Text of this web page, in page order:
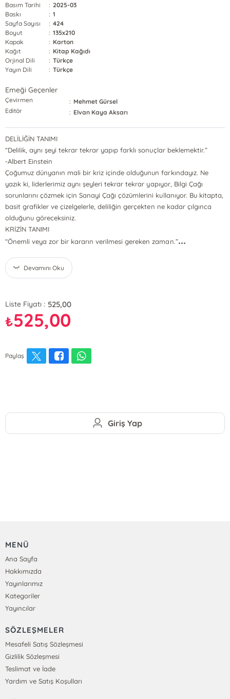
Basım Tarihi
: 2025-03
Baskı
: 1
Sayfa Sayısı
: 424
Boyut
: 135x210
Kapak
: Karton
Kağıt
: Kitap Kağıdı
Orjinal Dili
: Türkçe
Yayın Dili
: Türkçe
Emeği Geçenler
Çevirmen : Mehmet Gürsel
Editör
: Elvan Kaya Aksarı
DELİLİĞİN TANIMI
“Delilik, aynı şeyi tekrar tekrar yapıp farklı sonuçlar beklemektir.”
-Albert Einstein
Çoğumuz dünyanın mali bir kriz içinde olduğunun farkındayız. Ne
yazık ki, liderlerimiz aynı şeyleri tekrar tekrar yapıyor, Bilgi Çağı
sorunlarını çözmek için Sanayi Çağı çözümlerini kullanıyor. Bu kitapta,
basit grafikler ve çizelgelerle, deliliğin gerçekten ne kadar çılgınca
olduğunu göreceksiniz.
KRİZİN TANIMI
“Önemli veya zor bir kararın verilmesi gereken zaman.”...
Devamını Oku
Liste Fiyatı : 525,00
₺525,00
Paylaş
Giriş Yap
MENÜ
Ana Sayfa
Hakkımızda
Yayınlarımız
Kategoriler
Yayıncılar
SÖZLEŞMELER
Mesafeli Satış Sözleşmesi
Gizlilik Sözleşmesi
Teslimat ve İade
Yardım ve Satış Koşulları